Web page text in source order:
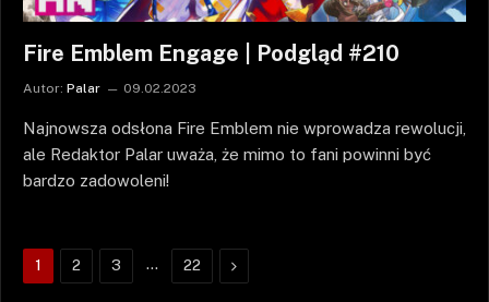
Fire Emblem Engage | Podgląd #210
Autor: Palar 09.02.2023
Najnowsza odsłona Fire Emblem nie wprowadza rewolucji,
ale Redaktor Palar uważa, że mimo to fani powinni być
bardzo zadowoleni!
1 2 3 … 22 Następne